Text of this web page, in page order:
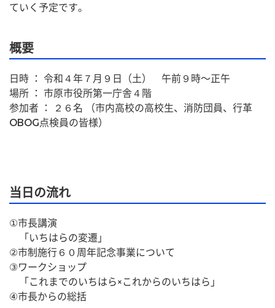
ていく予定です。
概要
日時 ： 令和４年７月９日（土）　午前９時〜正午
場所 ： 市原市役所第一庁舎４階
参加者 ： ２６名 （市内高校の高校生、消防団員、行革
OBOG点検員の皆様）
当日の流れ
①市長講演
「いちはらの変遷」
②市制施行６０周年記念事業について
③ワークショップ
「これまでのいちはら×これからのいちはら」
④市長からの総括